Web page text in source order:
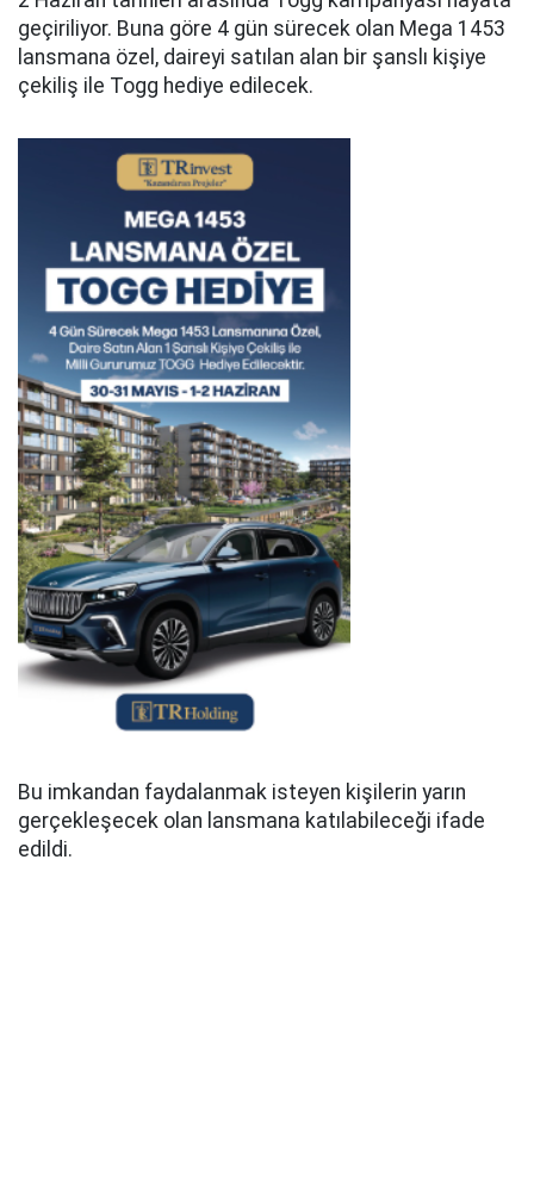
geçiriliyor. Buna göre 4 gün sürecek olan Mega 1453
lansmana özel, daireyi satılan alan bir şanslı kişiye
çekiliş ile Togg hediye edilecek.
Bu imkandan faydalanmak isteyen kişilerin yarın
gerçekleşecek olan lansmana katılabileceği ifade
edildi.